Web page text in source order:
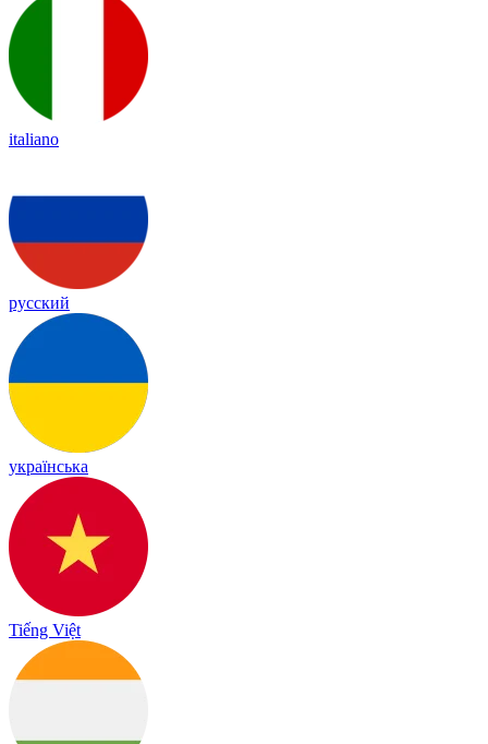
italiano
русский
українська
Tiếng Việt